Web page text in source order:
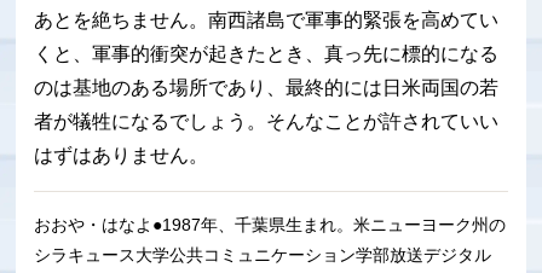
あとを絶ちません。南西諸島で軍事的緊張を高めてい
くと、軍事的衝突が起きたとき、真っ先に標的になる
のは基地のある場所であり、最終的には日米両国の若
者が犠牲になるでしょう。そんなことが許されていい
はずはありません。
おおや・はなよ●1987年、千葉県生まれ。米ニューヨーク州の
シラキュース大学公共コミュニケーション学部放送デジタル